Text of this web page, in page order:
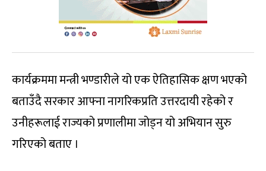
कार्यक्रममा मन्त्री भण्डारीले यो एक ऐतिहासिक क्षण भएको
बताउँदै सरकार आफ्ना नागरिकप्रति उत्तरदायी रहेको र
उनीहरूलाई राज्यको प्रणालीमा जोड्न यो अभियान सुरु
गरिएको बताए ।